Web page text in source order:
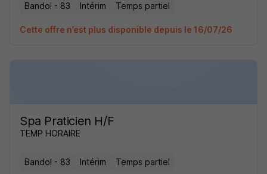
Bandol - 83 Intérim Temps partiel
Cette offre n’est plus disponible depuis le 16/07/26
Spa Praticien H/F
TEMP HORAIRE
Bandol - 83 Intérim Temps partiel